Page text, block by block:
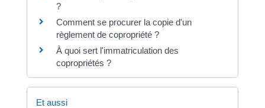
?
Comment se procurer la copie d'un
règlement de copropriété ?
À quoi sert l'immatriculation des
copropriétés ?
Et aussi